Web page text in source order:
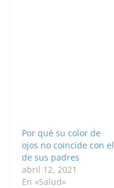
Por qué su color de
ojos no coincide con el
de sus padres
abril 12, 2021
En «Salud»